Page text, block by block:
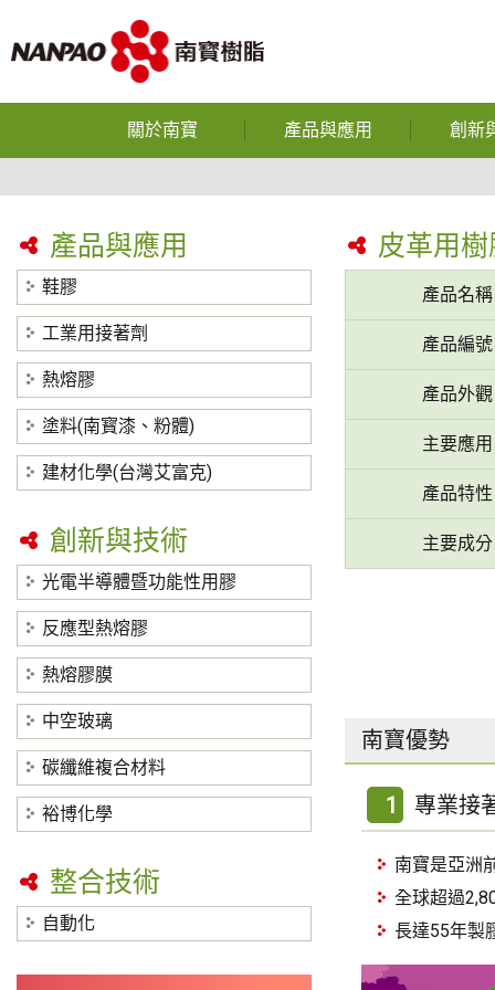
關於南寶
獲獎榮譽
營運據點
隱私權政策
產品與應用
熱熔膠
塗料(南寳漆、粉體)
創新
反應
熱
中
碳纖維
裕
皮革用樹
產品名稱
產品編號
產品外觀
主要應用
產品特性
主要成分
南寶優勢
1 專業接
南寶是亞洲
全球超過
長達55年製
產品與應用
鞋膠
工業用接著劑
熱熔膠
塗料(南寳漆、粉體)
建材化學(台灣艾富克)
創新與技術
光電半導體暨功能性用膠
反應型熱熔膠
熱熔膠膜
中空玻璃
碳纖維複合材料
裕博化學
整合技術
自動化